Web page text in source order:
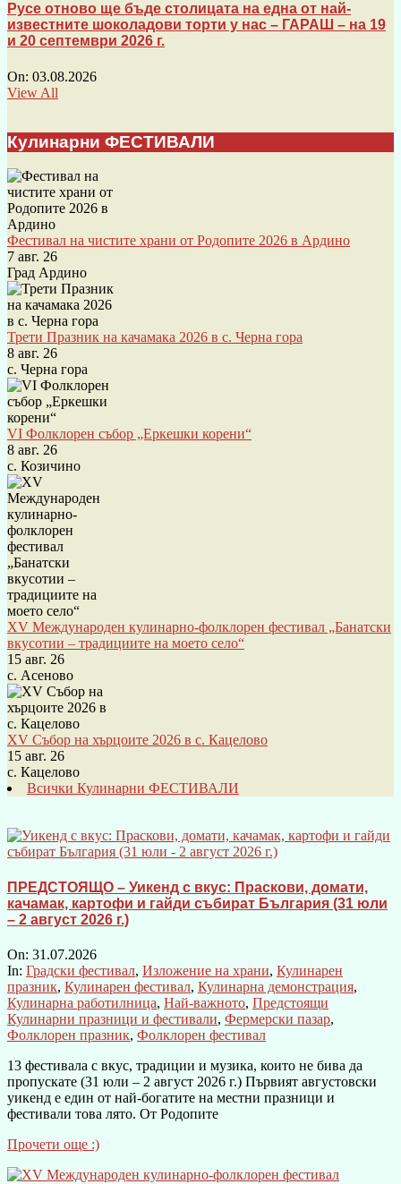
Русе отново ще бъде столицата на една от най-
известните шоколадови торти у нас – ГАРАШ – на 19
и 20 септември 2026 г.
On: 03.08.2026
View All
Кулинарни ФЕСТИВАЛИ
Фестивал на чистите храни от Родопите 2026 в Ардино
7 авг. 26
Град Ардино
Трети Празник на качамака 2026 в с. Черна гора
8 авг. 26
с. Черна гора
VI Фолклорен събор „Еркешки корени“
8 авг. 26
с. Козичино
XV Международен кулинарно-фолклорен фестивал „Банатски
вкусотии – традициите на моето село“
15 авг. 26
с. Асеново
XV Събор на хърцоите 2026 в с. Кацелово
15 авг. 26
с. Кацелово
Всички Кулинарни ФЕСТИВАЛИ
ПРЕДСТОЯЩО – Уикенд с вкус: Праскови, домати,
качамак, картофи и гайди събират България (31 юли
– 2 август 2026 г.)
On: 31.07.2026
In: Градски фестивал, Изложение на храни, Кулинарен
празник, Кулинарен фестивал, Кулинарна демонстрация,
Кулинарна работилница, Най-важното, Предстоящи
Кулинарни празници и фестивали, Фермерски пазар,
Фолклорен празник, Фолклорен фестивал
13 фестивала с вкус, традиции и музика, които не бива да
пропускате (31 юли – 2 август 2026 г.) Първият августовски
уикенд е един от най-богатите на местни празници и
фестивали това лято. От Родопите
Прочети още :)